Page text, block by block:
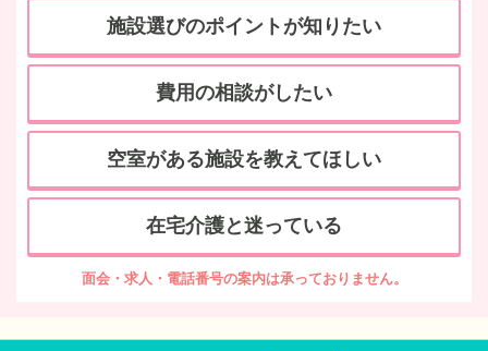
施設選びのポイントが知りたい
費用の相談がしたい
空室がある施設を教えてほしい
在宅介護と迷っている
面会・求人・電話番号の案内は承っておりません。